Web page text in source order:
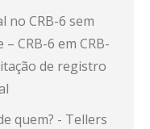
CRB-6 sem
CRB-6 em CRB-
de registro
quem? - Tellers